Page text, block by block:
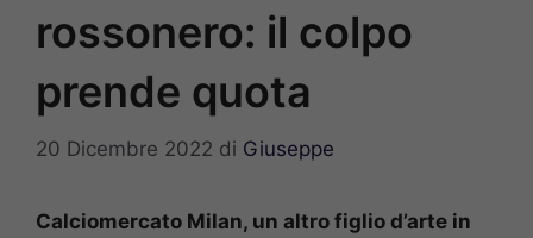
rossonero: il colpo
prende quota
20 Dicembre 2022 di Giuseppe
Calciomercato Milan, un altro figlio d’arte in